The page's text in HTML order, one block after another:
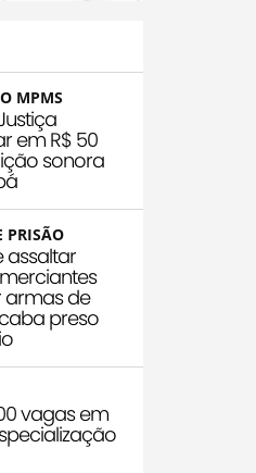
MPMS
em R$ 50
sonora
PRISÃO
assaltar
de
preso
vagas em